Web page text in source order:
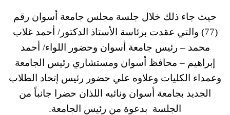
حيث جاء ذلك خلال جلسة مجلس جامعة أسوان رقم
(77) والتي عقدت برئاسة الأستاذ الدكتور/ أحمد غلاب
محمد – رئيس جامعة أسوان وحضور اللواء/ أحمد
إبراهيم – محافظ أسوان ومستشاري رئيس الجامعة
وعمداء الكليات وعلاوه علي حضور رئيس إتحاد الطلاب
الجديد بجامعة أسوان ونائبه اللذان حضرا جانباً من
الجلسة بدعوة من رئيس الجامعة.